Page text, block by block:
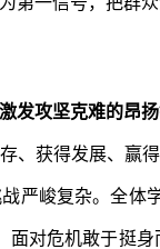
发攻坚克难的昂扬
、获得发展、赢
严峻复杂。全
对危机敢于挺